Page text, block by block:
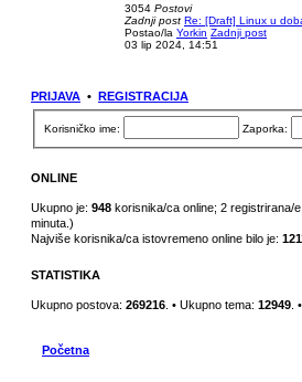
3054 Postovi
Zadnji post Re: [Draft] Linux u
Postao/la Yorkin Zadnji post
03 lip 2024, 14:51
PRIJAVA • REGISTRACIJA
Korisničko ime: Zaporka:
ONLINE
Ukupno je: 948 korisnika/ca online; 2 registrirana/
minuta.)
Najviše korisnika/ca istovremeno online bilo je:
STATISTIKA
Ukupno postova: 269216 . • Ukupno tema: 12949
Početna